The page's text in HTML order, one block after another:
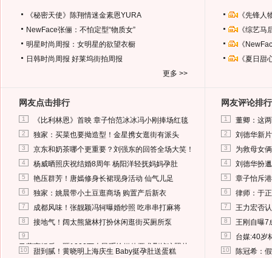
《秘密天使》陈翔情迷金素恩YURA
NewFace张俪：不怕定型“物质女”
明星时尚周报：女明星的欲望衣橱
日韩时尚周报 好莱坞街拍周报
更多 >>
《先锋
《综艺
《
《夏日
网友点击排行
1 《比利林恩》首映 章子怡范冰冰冯小刚捧场红毯
2 独家：买菜也要拗造型！金星携女逛街有派头
3 京东和奶茶哪个更重要？刘强东的回答全场大笑！
4 杨威晒照庆祝结婚8周年 杨阳洋轻抚妈妈孕肚
5 艳压群芳！唐嫣修身长裙现身活动 仙气儿足
6 独家：姚晨带小土豆逛商场 购置产后新衣
7 成都风味！张靓颖冯轲曝婚纱照 吃串串打麻将
8 接地气！阔太熊黛林打扮休闲逛街买厕所泵
9
马蓉离婚后，砸1000万人民币给媒体要求删掉这照片
10 甜到腻！黄晓明上海庆生 Baby挺孕肚送蛋糕
网友评论排行
1 董卿：这
2 刘德华新
3 为救母女
4 刘德华扮
5 章子怡斥
6 律师：于
7 王力宏否
8 王刚自曝7
9 台媒:40岁
10 陈冠希：